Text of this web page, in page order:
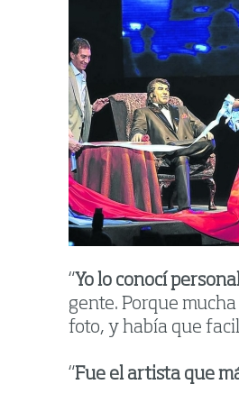
“ Yo lo conocí
gente. Porque
foto, y había que
“Fue el artista que